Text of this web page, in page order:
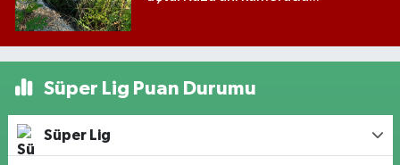
Süper Lig Puan Durumu
Süper Lig